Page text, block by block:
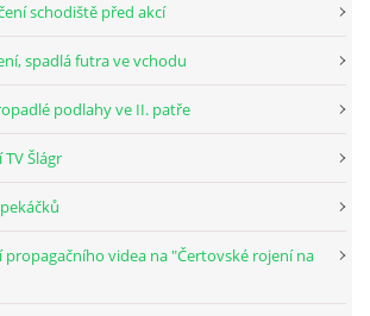
schodiště před akcí
spadlá futra ve vchodu
podlahy ve II. patře
TV Šlágr
propagačního videa na "Čertovské rojení na